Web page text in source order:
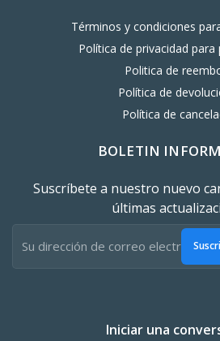
Términos y condiciones
Política de privacidad para
Politica de
Política de
Política de
BOLETIN
Suscríbete a nuestro nuevo
últimas
Iniciar una